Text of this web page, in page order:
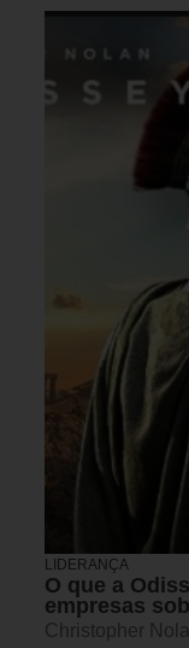
LIDERANÇA
O que a
empresas
Christopher